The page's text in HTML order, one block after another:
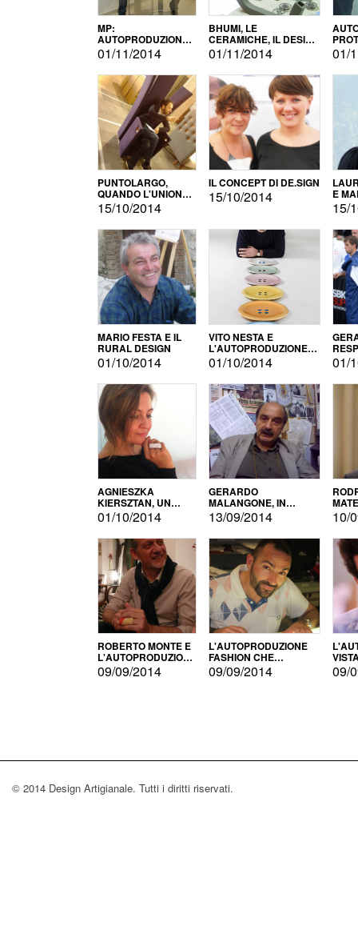
MP:
AUTOPRODUZIONE
E INNOVAZIONE
01/11/2014
BHUMI, LE
CERAMICHE, IL DESIGN
E L'AUTOPRODUZIONE
01/11/2014 01/
PUNTOLARGO,
QUANDO L'UNIONE
FA LA FORZA E
VINCE
15/10/2014
IL CONCEPT DI DE.SIGN
15/10/2014 E
15/
MARIO FESTA E IL
RURAL DESIGN
01/10/2014
VITO NESTA E
L'AUTOPRODUZIONE
COME RECUPERO DEI
SIMBOLI
01/10/2014 01/
AGNIESZKA
KIERSZTAN, UN
MODELLO DI
AUTOPRODUZIONE
01/10/2014
GERARDO
MALANGONE, IN
GIURIA PER IL
CONCORSO
LETTERARIO
13/09/2014 10/
ROBERTO MONTE E
L'AUTOPRODUZIONE
CON IL CENSIMENTO
09/09/2014
L'AUTOPRODUZIONE
FASHION CHE
CONQUISTA GLI USA
09/09/2014 09/
© 2014 Design Artigianale. Tutti i diritti riservati.